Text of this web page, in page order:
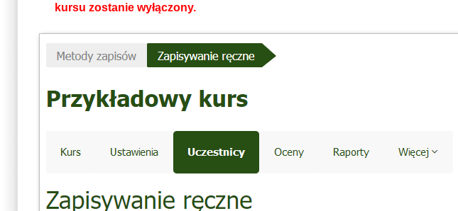
kursu zostanie wyłączony.